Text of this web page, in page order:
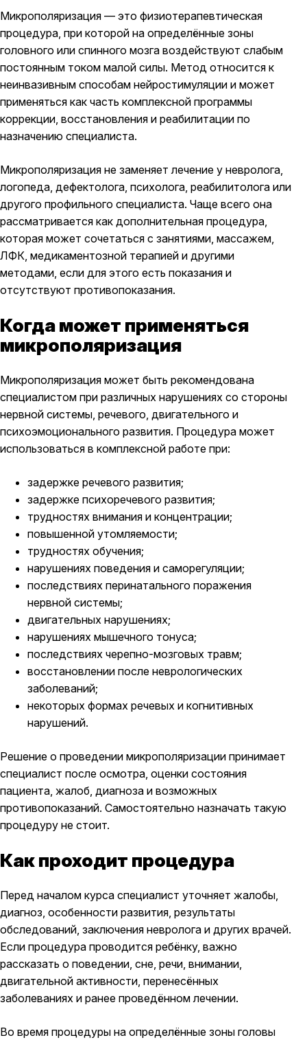
Микрополяризация — это физиотерапевтическая
процедура, при которой на определённые зоны
головного или спинного мозга воздействуют слабым
постоянным током малой силы. Метод относится к
неинвазивным способам нейростимуляции и может
применяться как часть комплексной программы
коррекции, восстановления и реабилитации по
назначению специалиста.
Микрополяризация не заменяет лечение у невролога,
логопеда, дефектолога, психолога, реабилитолога или
другого профильного специалиста. Чаще всего она
рассматривается как дополнительная процедура,
которая может сочетаться с занятиями, массажем,
ЛФК, медикаментозной терапией и другими
методами, если для этого есть показания и
отсутствуют противопоказания.
Когда может применяться
микрополяризация
Микрополяризация может быть рекомендована
специалистом при различных нарушениях со стороны
нервной системы, речевого, двигательного и
психоэмоционального развития. Процедура может
использоваться в комплексной работе при:
задержке речевого развития;
задержке психоречевого развития;
трудностях внимания и концентрации;
повышенной утомляемости;
трудностях обучения;
нарушениях поведения и саморегуляции;
последствиях перинатального поражения
нервной системы;
двигательных нарушениях;
нарушениях мышечного тонуса;
последствиях черепно-мозговых травм;
восстановлении после неврологических
заболеваний;
некоторых формах речевых и когнитивных
нарушений.
Решение о проведении микрополяризации принимает
специалист после осмотра, оценки состояния
пациента, жалоб, диагноза и возможных
противопоказаний. Самостоятельно назначать такую
процедуру не стоит.
Как проходит процедура
Перед началом курса специалист уточняет жалобы,
диагноз, особенности развития, результаты
обследований, заключения невролога и других врачей.
Если процедура проводится ребёнку, важно
рассказать о поведении, сне, речи, внимании,
двигательной активности, перенесённых
заболеваниях и ранее проведённом лечении.
Во время процедуры на определённые зоны головы